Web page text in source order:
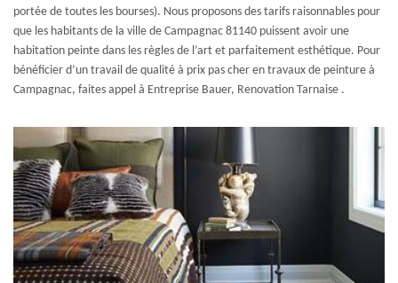
portée de toutes les bourses). Nous proposons des tarifs raisonnables pour
que les habitants de la ville de Campagnac 81140 puissent avoir une
habitation peinte dans les règles de l’art et parfaitement esthétique. Pour
bénéficier d’un travail de qualité à prix pas cher en travaux de peinture à
Campagnac, faites appel à Entreprise Bauer, Renovation Tarnaise .